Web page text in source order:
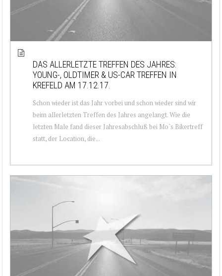
DAS ALLERLETZTE TREFFEN DES JAHRES:
YOUNG-, OLDTIMER & US-CAR TREFFEN IN
KREFELD AM 17.12.17.
Schon wieder ist das Jahr vorbei und schon wieder sind wir
beim allerletzten Treffen des Jahres angelangt. Wie die
letzten Male fand dieser Jahresabschluß bei Mo`s Bikertreff
statt, der Location, die...